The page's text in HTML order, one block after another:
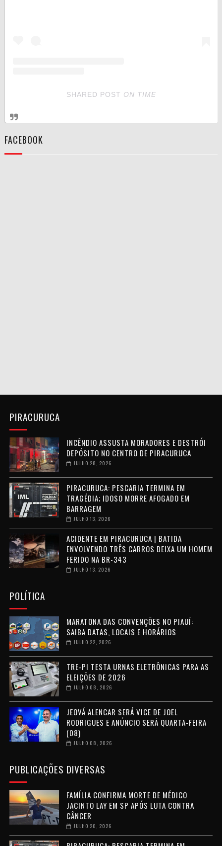
SHARED POST ON TIME
FACEBOOK
PIRACURUCA
INCÊNDIO ASSUSTA MORADORES E DESTRÓI
DEPÓSITO NO CENTRO DE PIRACURUCA
JULHO 28, 2026
PIRACURUCA: PESCARIA TERMINA EM
TRAGÉDIA; IDOSO MORRE AFOGADO EM
BARRAGEM
JULHO 13, 2026
ACIDENTE EM PIRACURUCA | BATIDA
ENVOLVENDO TRÊS CARROS DEIXA UM HOMEM
FERIDO NA BR-343
JULHO 13, 2026
POLÍTICA
MARATONA DAS CONVENÇÕES NO PIAUÍ:
SAIBA DATAS, LOCAIS E HORÁRIOS
JULHO 22, 2026
TRE-PI TESTA URNAS ELETRÔNICAS PARA AS
ELEIÇÕES DE 2026
JULHO 08, 2026
JEOVÁ ALENCAR SERÁ VICE DE JOEL
RODRIGUES E ANÚNCIO SERÁ QUARTA-FEIRA
(08)
JULHO 08, 2026
PUBLICAÇÕES DIVERSAS
FAMÍLIA CONFIRMA MORTE DE MÉDICO
JACINTO LAY EM SP APÓS LUTA CONTRA
CÂNCER
JULHO 20, 2026